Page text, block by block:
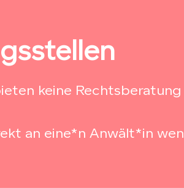
keine
an eine*n Anwält*in